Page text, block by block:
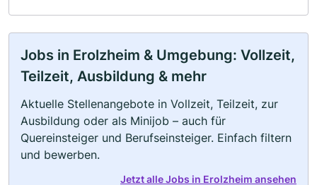
Jobs in Erolzheim & Umgebung: Vollzeit,
Teilzeit, Ausbildung & mehr
Aktuelle Stellenangebote in Vollzeit, Teilzeit, zur
Ausbildung oder als Minijob – auch für
Quereinsteiger und Berufseinsteiger. Einfach filtern
und bewerben.
Jetzt alle Jobs in Erolzheim ansehen